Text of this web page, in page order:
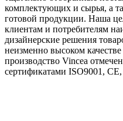
комплектующих и сырья, а
готовой продукции. Наша
клиентам и потребителям
дизайнерские решения
неизменно высоком
производство Vincea
сертификатами ISO9001,